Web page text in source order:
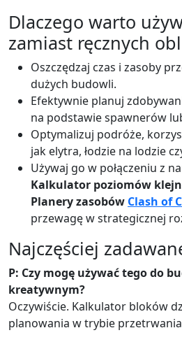
Dlaczego warto
zamiast ręcznych
Oszczędzaj czas i zasoby
dużych budowli.
Efektywnie planuj
na podstawie spawnerów
Optymalizuj podróże,
jak elytra, łodzie na lodzie
Używaj go w połączeniu z
Kalkulator poziomów
Planery zasobów Clash of
przewagę w strategicznej
Najczęściej
P: Czy mogę używać tego do
kreatywnym?
Oczywiście. Kalkulator bloków
planowania w trybie